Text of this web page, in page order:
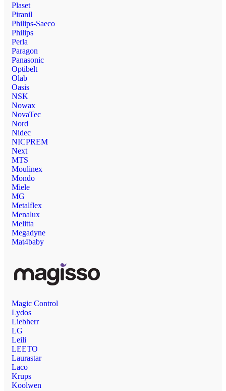
Plaset
Piranil
Philips-Saeco
Philips
Perla
Paragon
Panasonic
Optibelt
Olab
Oasis
NSK
Nowax
NovaTec
Nord
Nidec
NICPREM
Next
MTS
Moulinex
Mondo
Miele
MG
Metalflex
Menalux
Melitta
Megadyne
Mat4baby
Magic Control
Lydos
Liebherr
LG
Leili
LEETO
Laurastar
Laco
Krups
Koolwen